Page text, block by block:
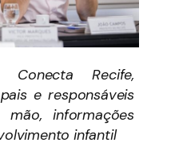
Recife,
e responsáveis
informações
infantil